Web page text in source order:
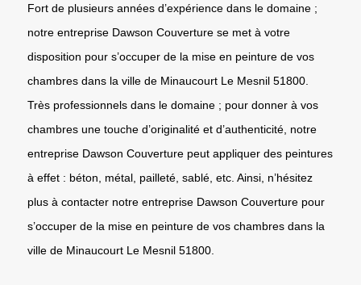
Fort de plusieurs années d’expérience dans le domaine ;
notre entreprise Dawson Couverture se met à votre
disposition pour s’occuper de la mise en peinture de vos
chambres dans la ville de Minaucourt Le Mesnil 51800.
Très professionnels dans le domaine ; pour donner à vos
chambres une touche d’originalité et d’authenticité, notre
entreprise Dawson Couverture peut appliquer des peintures
à effet : béton, métal, pailleté, sablé, etc. Ainsi, n’hésitez
plus à contacter notre entreprise Dawson Couverture pour
s’occuper de la mise en peinture de vos chambres dans la
ville de Minaucourt Le Mesnil 51800.